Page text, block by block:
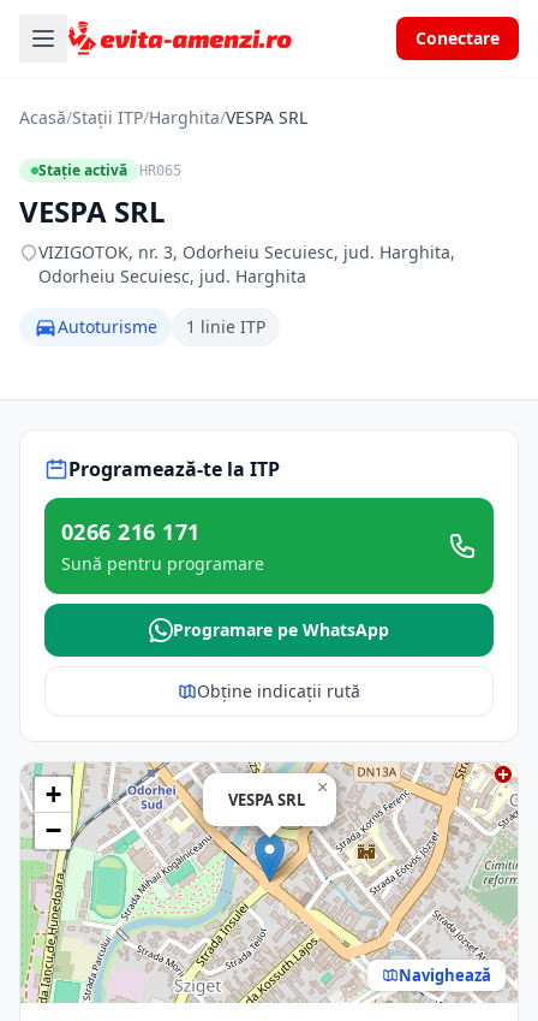
Conectare
Acasă/Stații ITP/Harghita/VESPA SRL
Stație activă HR065
VESPA SRL
VIZIGOTOK, nr. 3, Odorheiu Secuiesc, jud. Harghita,
Odorheiu Secuiesc, jud. Harghita
Autoturisme 1 linie ITP
Programează-te la ITP
0266 216 171
Sună pentru programare
Programare pe WhatsApp
Obține indicații rută
VESPA SRL
×
+
−
Navighează